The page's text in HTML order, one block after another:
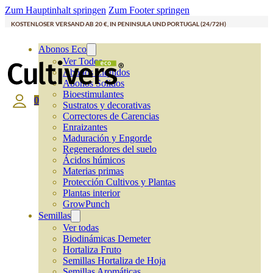
Zum Hauptinhalt springen Zum Footer springen
KOSTENLOSER VERSAND AB 20 €, IN PENINSULA UND PORTUGAL (24/72H)
Abonos Eco
Ver Todos
Abonos Líquidos
Abonos Solidos
Bioestimulantes
Sustratos y decorativas
Correctores de Carencias
Enraizantes
Maduración y Engorde
Regeneradores del suelo
Ácidos húmicos
Materias primas
Protección Cultivos y Plantas
Plantas interior
GrowPunch
Semillas
Ver todas
Biodinámicas Demeter
Hortaliza Fruto
Semillas Hortaliza de Hoja
0